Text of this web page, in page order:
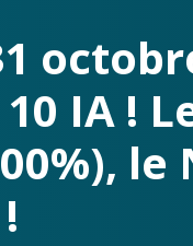
IA !
le